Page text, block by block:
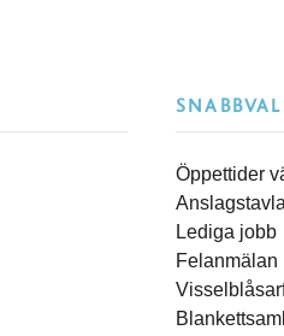
SNABBVAL
Öppettider
Anslagstavla
Lediga jobb
Felanmälan